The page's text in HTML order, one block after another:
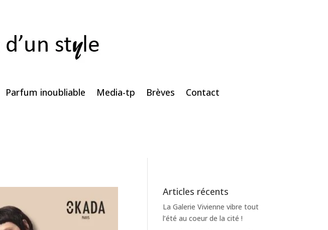
Parfum inoubliable Media-tp Brèves Contact
Articles récents
La Galerie Vivienne vibre tout
l’été au coeur de la cité !